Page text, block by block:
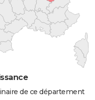
de ce département